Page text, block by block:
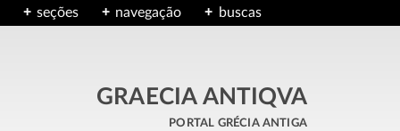
seções navegação buscas
GRAECIA ANTIQVA
portal grécia antiga